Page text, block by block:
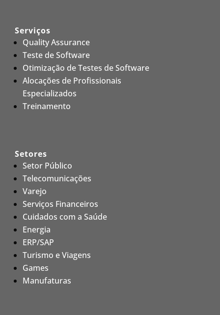
Serviços
Quality Assurance
Teste de Software
Otimização de Testes de Software
Alocações de Profissionais
Especializados
Treinamento
Setores
Setor Público
Telecomunicações
Varejo
Serviços Financeiros
Cuidados com a Saúde
Energia
ERP/SAP
Turismo e Viagens
Games
Manufaturas